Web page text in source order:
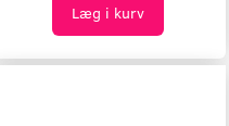
Læg i kurv